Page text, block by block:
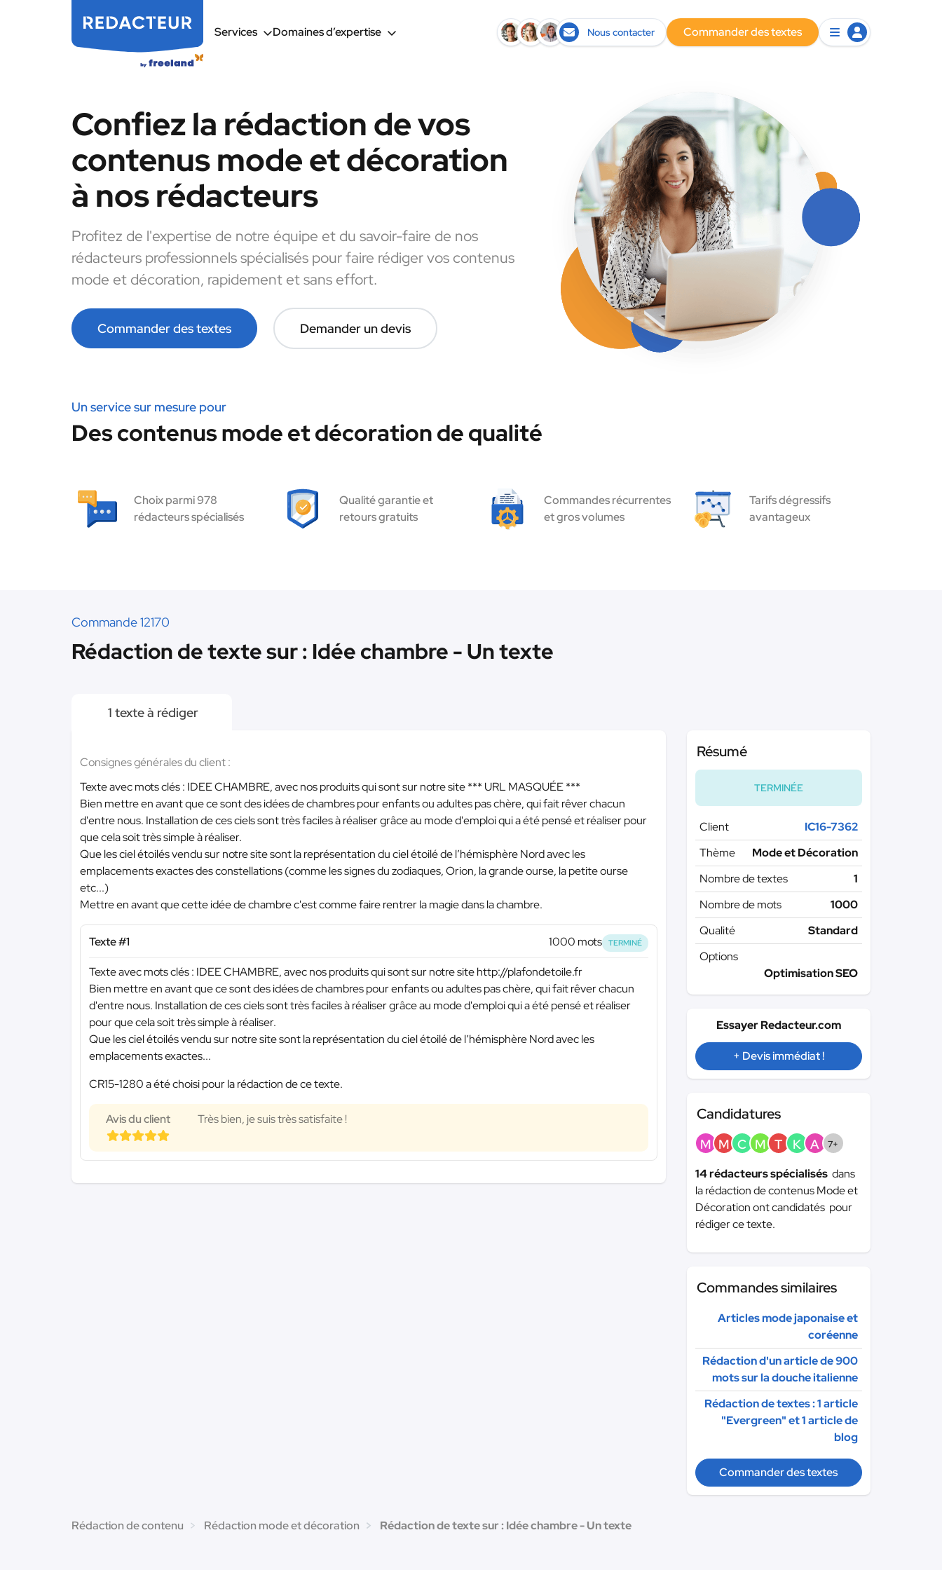
Services Domaines d’expertise Nous contacter Commander des textes
Confiez la rédaction de vos
contenus mode et décoration
à nos rédacteurs
Profitez de l'expertise de notre équipe et du savoir-faire de nos
rédacteurs professionnels spécialisés pour faire rédiger vos contenus
mode et décoration, rapidement et sans effort.
Commander des textes Demander un devis
Un service sur mesure pour
Des contenus mode et décoration de qualité
Choix parmi 978
rédacteurs spécialisés
Qualité garantie et
retours gratuits
Commandes récurrentes
et gros volumes
Tarifs dégressifs
avantageux
Commande 12170
Rédaction de texte sur : Idée chambre - Un texte
1 texte à rédiger
Consignes générales du client :
Texte avec mots clés : IDEE CHAMBRE, avec nos produits qui sont sur notre site*** URL MASQUÉE ***
Bien mettre en avant que ce sont des idées de chambres pour enfants ou adultes pas chère, qui fait rêver chacun
d'entre nous. Installation de ces ciels sont très faciles à réaliser grâce au mode d'emploi qui a été pensé et réaliser pour
que cela soit très simple à réaliser.
Que les ciel étoilés vendu sur notre site sont la représentation du ciel étoilé de l’hémisphère Nord avec les
emplacements exactes des constellations (comme les signes du zodiaques, Orion, la grande ourse, la petite ourse
etc...)
Mettre en avant que cette idée de chambre c'est comme faire rentrer la magie dans la chambre.
Texte #1 1000 mots TERMINÉ
Texte avec mots clés : IDEE CHAMBRE, avec nos produits qui sont sur notre site http://plafondetoile.fr
Bien mettre en avant que ce sont des idées de chambres pour enfants ou adultes pas chère, qui fait rêver chacun
d'entre nous. Installation de ces ciels sont très faciles à réaliser grâce au mode d'emploi qui a été pensé et réaliser
pour que cela soit très simple à réaliser.
Que les ciel étoilés vendu sur notre site sont la représentation du ciel étoilé de l’hémisphère Nord avec les
emplacements exactes...
CR15-1280 a été choisi pour la rédaction de ce texte.
Avis du client Très bien, je suis très satisfaite !
Résumé
TERMINÉE
Client
IC16-7362
Thème
Mode et Décoration
Nombre de textes
1
Nombre de mots
1000
Qualité
Standard
Options
Optimisation SEO
Essayer Redacteur.com
+ Devis immédiat !
Candidatures
M M C M T K A 7+
14 rédacteurs spécialisés dans
la rédaction de contenus Mode et
Décoration ont candidatés pour
rédiger ce texte.
Commandes similaires
Articles mode japonaise et
coréenne
Rédaction d'un article de 900
mots sur la douche italienne
Rédaction de textes : 1 article
"Evergreen" et 1 article de
blog
Commander des textes
Rédaction de contenu Rédaction mode et décoration Rédaction de texte sur : Idée chambre - Un texte